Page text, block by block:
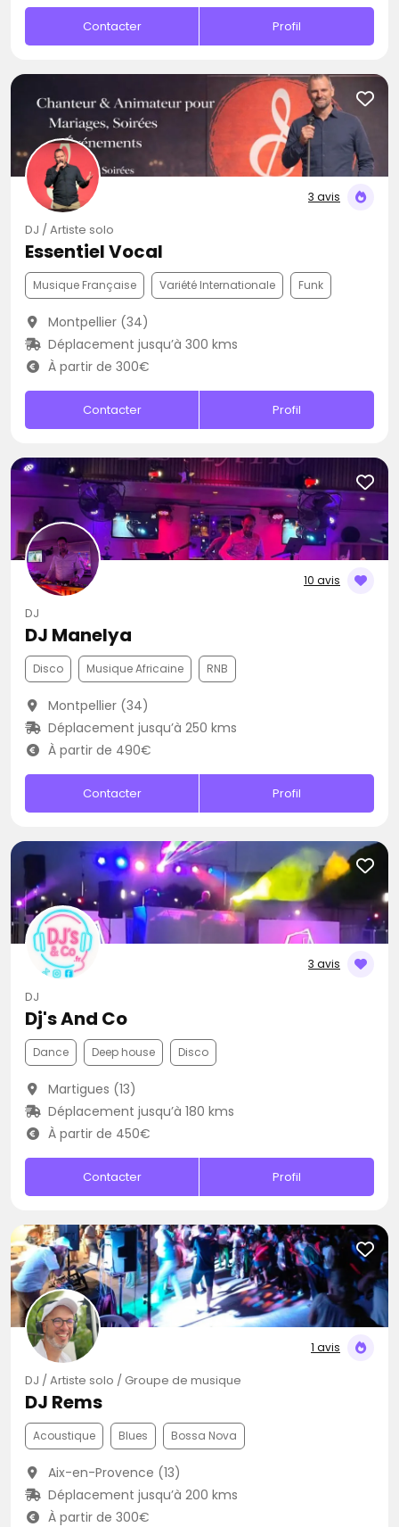
Contacter Profil
3 avis
DJ / Artiste solo
Essentiel Vocal
Musique Française Variété Internationale Funk
Montpellier (34)
Déplacement jusqu’à 300 kms
À partir de 300€
Contacter Profil
10 avis
DJ
DJ Manelya
Disco Musique Africaine RNB
Montpellier (34)
Déplacement jusqu’à 250 kms
À partir de 490€
Contacter Profil
3 avis
DJ
Dj's And Co
Dance Deep house Disco
Martigues (13)
Déplacement jusqu’à 180 kms
À partir de 450€
Contacter Profil
1 avis
DJ / Artiste solo / Groupe de musique
DJ Rems
Acoustique Blues Bossa Nova
Aix-en-Provence (13)
Déplacement jusqu’à 200 kms
À partir de 300€